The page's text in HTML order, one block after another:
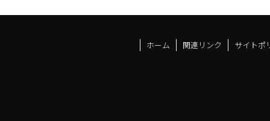
ホーム 関連リンク サイトポ